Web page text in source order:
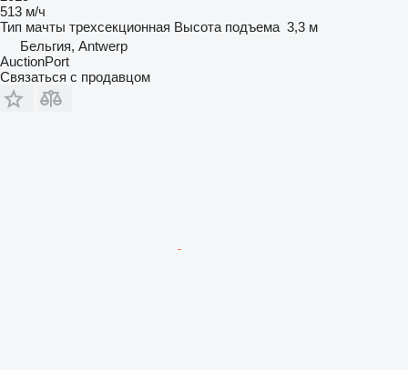
513 м/ч
Тип мачты трехсекционная Высота подъема 3,3 м
Бельгия, Antwerp
AuctionPort
Связаться с продавцом